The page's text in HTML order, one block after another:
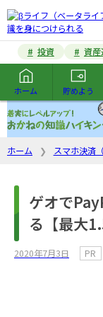
投資
資産
ホーム 貯めよう
ホーム スマホ決済
ゲオで
る【最大
2020年7月3日 PR